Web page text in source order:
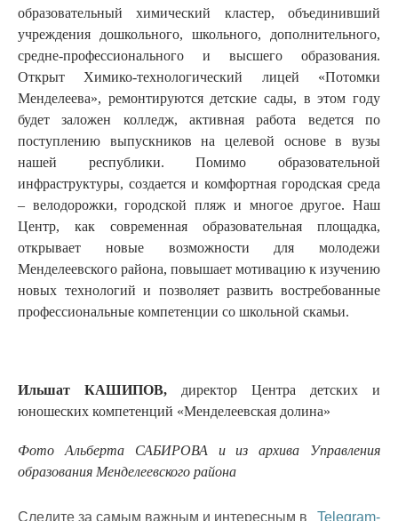
образовательный химический кластер, объединивший
учреждения дошкольного, школьного, дополнительного,
средне-профессионального и высшего образования.
Открыт Химико-технологический лицей «Потомки
Менделеева», ремонтируются детские сады, в этом году
будет заложен колледж, активная работа ведется по
поступлению выпускников на целевой основе в вузы
нашей республики. Помимо образовательной
инфраструктуры, создается и комфортная городская среда
– велодорожки, городской пляж и многое другое. Наш
Центр, как современная образовательная площадка,
открывает новые возможности для молодежи
Менделеевского района, повышает мотивацию к изучению
новых технологий и позволяет развить востребованные
профессиональные компетенции со школьной скамьи.
Ильшат КАШИПОВ, директор Центра детских и
юношеских компетенций «Менделеевская долина»
Фото Альберта САБИРОВА и из архива Управления
образования Менделеевского района
Следите за самым важным и интересным в Telegram-